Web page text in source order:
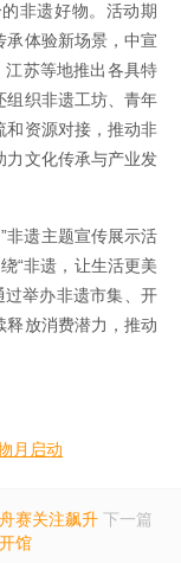
非遗好物。活动期
承体验新场景，中宣
江苏等地推出各具特
组织非遗工坊、青年
和资源对接，推动非
力文化传承与产业发
非遗主题宣传展示活
“非遗，让生活更美
过举办非遗市集、开
释放消费潜力，推动
月启动
赛关注飙升 下一篇
馆